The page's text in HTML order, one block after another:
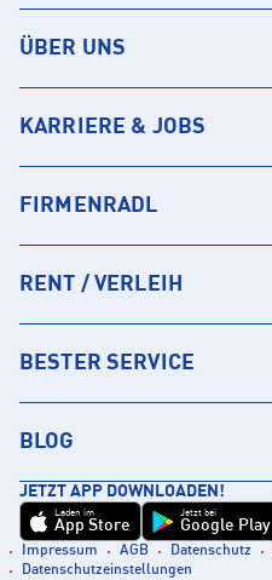
ÜBER UNS
KARRIERE & JOBS
FIRMENRADL
RENT / VERLEIH
BESTER SERVICE
BLOG
JETZT APP DOWNLOADEN!
Laden im
App Store
Jetzt bei
Google Play
Impressum AGB Datenschutz
Datenschutzeinstellungen